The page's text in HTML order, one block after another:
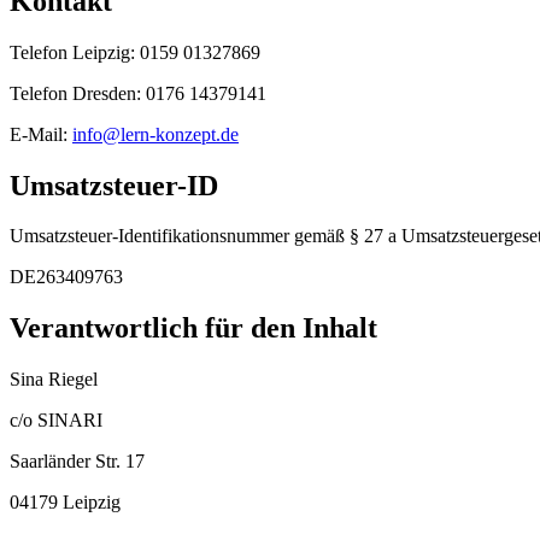
Telefon Leipzig: 0159 01327869
Telefon Dresden: 0176 14379141
E-Mail: info@lern-konzept.de
Umsatzsteuer-ID
Umsatzsteuer-Identifikationsnummer gemäß § 27 a
DE263409763
Verantwortlich für den Inhalt
Sina Riegel
c/o SINARI
Saarländer Str. 17
04179 Leipzig